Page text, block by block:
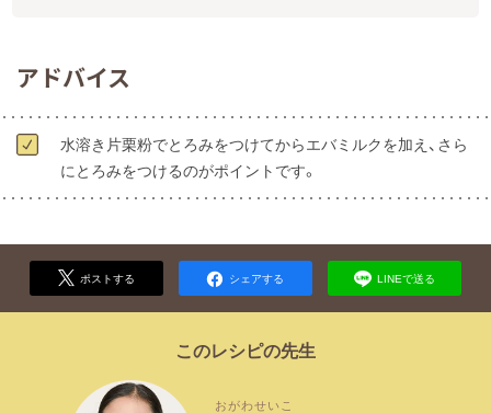
アドバイス
水溶き片栗粉でとろみをつけてからエバミルクを加え、さら
にとろみをつけるのがポイントです。
ポストする シェアする LINEで送る
このレシピの先生
おがわせいこ